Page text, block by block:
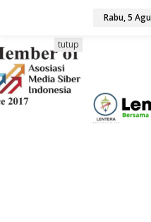
a
t
i
k
e
k
Rabu, 5
tutup